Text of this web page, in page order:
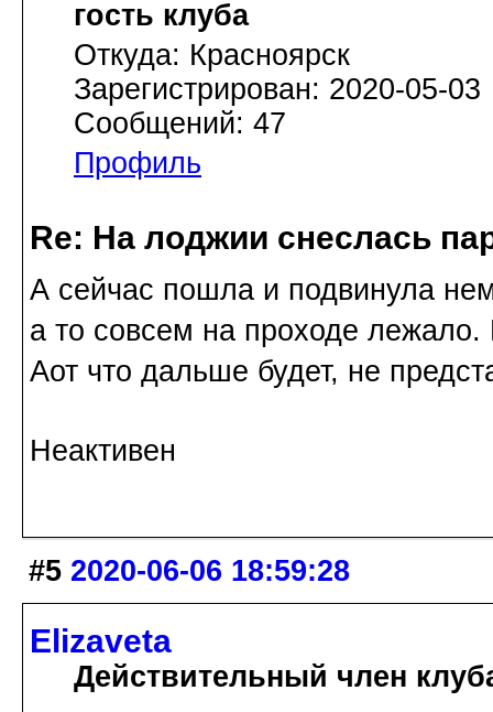
гость клуба
Откуда: Красноярск
Зарегистрирован: 2020-05-03
Сообщений: 47
Профиль
Re: На лоджии снеслась
А сейчас пошла и подвинула
а то совсем на проходе лежало.
Аот что дальше будет, не
Неактивен
#5 2020-06-06 18:59:28
Elizaveta
Действительный член